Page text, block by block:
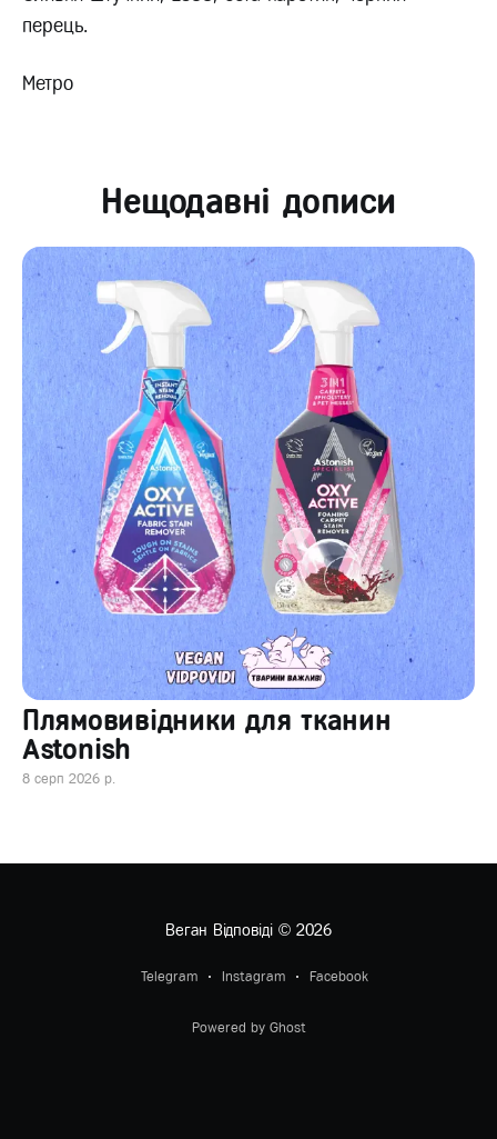
перець.
Метро
Нещодавні дописи
Плямовивідники для тканин
Astonish
8 серп 2026 р.
Веган Відповіді© 2026
Telegram Instagram Facebook
Powered by Ghost